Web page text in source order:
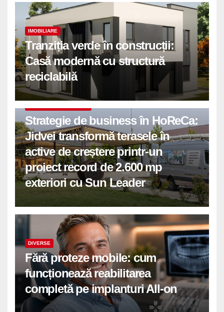
IMOBILIARE
Tranziția verde în construcții:
Casă modernă cu structură
reciclabilă
Strategie de business în HoReCa:
Jidvei transformă terasele în
active de creștere printr-un
proiect record de 2.600 mp
exteriori cu Sun Leader
DIVERSE
Fără proteze mobile: cum
funcționează reabilitarea
completă pe implanturi All-on